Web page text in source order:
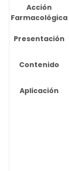
Acción
Farmacológica
Presentación
Contenido
Aplicación